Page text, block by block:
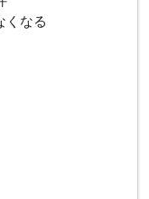
くなる